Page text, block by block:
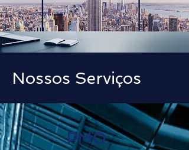
Nossos Serviços
PMO